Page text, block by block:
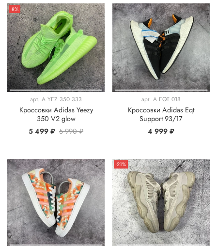
-8%
арт. A YEZ 350 333
Кроссовки Adidas Yeezy
350 V2 glow
5 499 ₽ 5 990 ₽
арт. A EQT 018
Кроссовки Adidas Eqt
Support 93/17
4 999 ₽
-21%